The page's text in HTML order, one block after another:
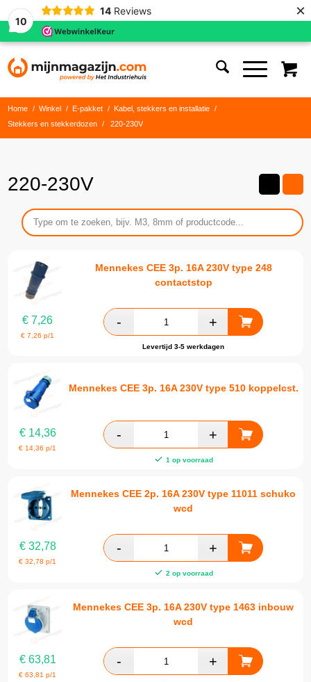
10
14 Reviews ×
Home / Winkel / E-pakket / Kabel, stekkers en installatie
/
Stekkers en stekkerdozen
/ 220-230V
220-230V
Mennekes CEE 3p. 16A 230V type 248
contactstop
€ 7,26
€7,26 p/1
Levertijd 3-5 werkdagen
Mennekes CEE 3p. 16A 230V type 510 koppelcst.
€14,36
€ 14,36 p/1
1 op voorraad
Mennekes CEE 2p. 16A 230V type 11011 schuko
wcd
€32,78
€32,78 p/1
2 op voorraad
Mennekes CEE 3p. 16A 230V type 1463 inbouw
wcd
€63,81
€63,81 p/1